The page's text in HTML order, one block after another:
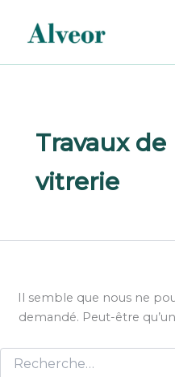
contenu
Travaux
vitrerie
Il semble que nous ne
demandé. Peut-être